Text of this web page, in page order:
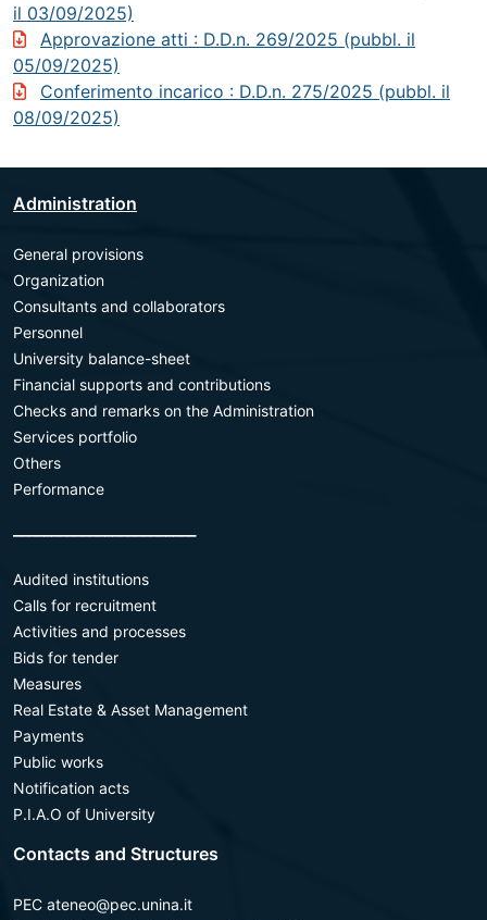
il 03/09/2025)
Approvazione atti : D.D.n. 269/2025 (pubbl. il
05/09/2025)
Conferimento incarico : D.D.n. 275/2025 (pubbl. il
08/09/2025)
Administration
General provisions
Organization
Consultants and collaborators
Personnel
University balance-sheet
Financial supports and contributions
Checks and remarks on the Administration
Services portfolio
Others
Performance
Audited institutions
Calls for recruitment
Activities and processes
Bids for tender
Measures
Real Estate & Asset Management
Payments
Public works
Notification acts
P.I.A.O of University
Contacts and Structures
PEC ateneo@pec.unina.it